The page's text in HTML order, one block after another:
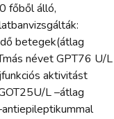
főből álló,
betegek(átlag
névet GPT76 U/L
aktivitást
L –átlag